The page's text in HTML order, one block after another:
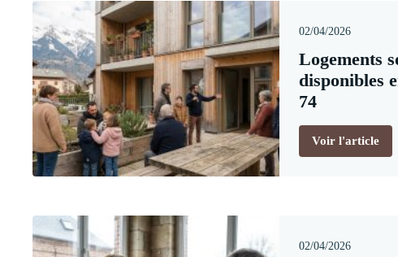
02/04/2026
Logements
disponibles
74
Voir l'article
02/04/2026